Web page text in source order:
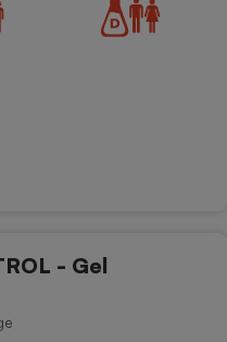
- Gel